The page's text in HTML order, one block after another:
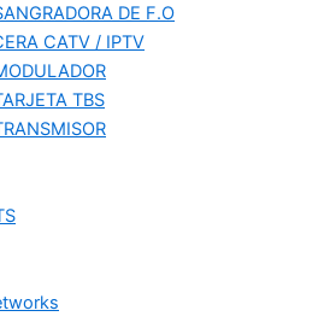
DE F.O
CATV / IPTV
TBS